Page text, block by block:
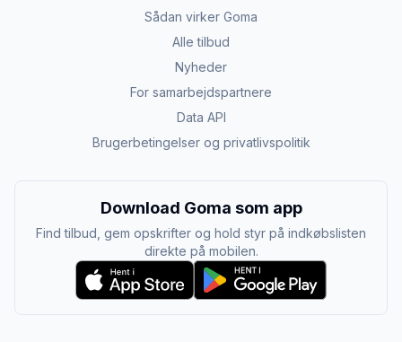
Sådan virker Goma
Alle tilbud
Nyheder
For samarbejdspartnere
Data API
Brugerbetingelser og privatlivspolitik
Download Goma som app
Find tilbud, gem opskrifter og hold styr på indkøbslisten
direkte på mobilen.